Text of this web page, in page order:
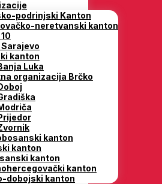
podrinjski Kanton
neretvanski kanton
kanton
Luka
organizacija Brčko
kanton
kanton
kanton
kanton
dobojski kanton